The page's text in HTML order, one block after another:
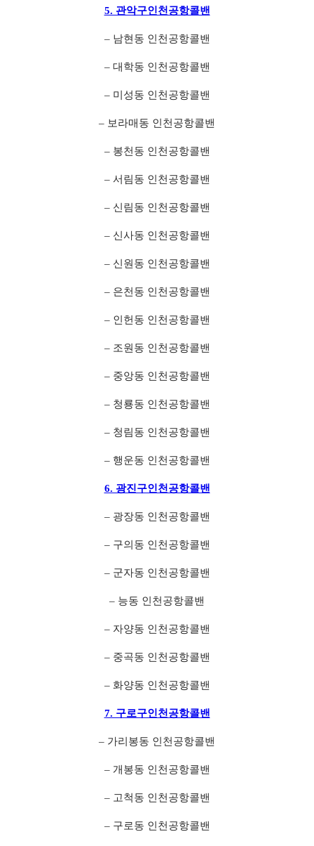
5. 관악구인천공항콜밴
– 남현동 인천공항콜밴
– 대학동 인천공항콜밴
– 미성동 인천공항콜밴
– 보라매동 인천공항콜밴
– 봉천동 인천공항콜밴
– 서림동 인천공항콜밴
– 신림동 인천공항콜밴
– 신사동 인천공항콜밴
– 신원동 인천공항콜밴
– 은천동 인천공항콜밴
– 인헌동 인천공항콜밴
– 조원동 인천공항콜밴
– 중앙동 인천공항콜밴
– 청룡동 인천공항콜밴
– 청림동 인천공항콜밴
– 행운동 인천공항콜밴
6. 광진구인천공항콜밴
– 광장동 인천공항콜밴
– 구의동 인천공항콜밴
– 군자동 인천공항콜밴
– 능동 인천공항콜밴
– 자양동 인천공항콜밴
– 중곡동 인천공항콜밴
– 화양동 인천공항콜밴
7. 구로구인천공항콜밴
– 가리봉동 인천공항콜밴
– 개봉동 인천공항콜밴
– 고척동 인천공항콜밴
– 구로동 인천공항콜밴